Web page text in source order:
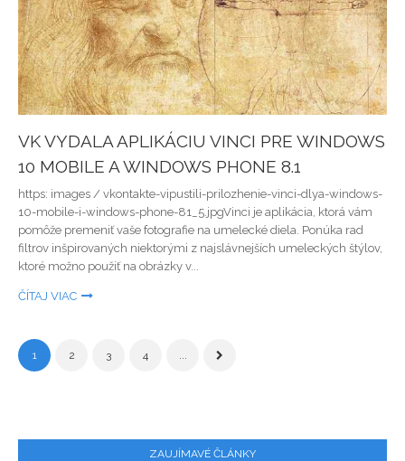
VK VYDALA APLIKÁCIU VINCI PRE WINDOWS
10 MOBILE A WINDOWS PHONE 8.1
https: images / vkontakte-vipustili-prilozhenie-vinci-dlya-windows-
10-mobile-i-windows-phone-81_5.jpgVinci je aplikácia, ktorá vám
pomôže premeniť vaše fotografie na umelecké diela. Ponúka rad
filtrov inšpirovaných niektorými z najslávnejších umeleckých štýlov,
ktoré možno použiť na obrázky v...
ČÍTAJ VIAC
1 2 3 4 ...
ZAUJÍMAVÉ ČLÁNKY